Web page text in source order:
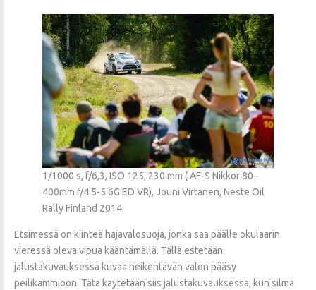
1/1000 s, f/6,3, ISO 125, 230 mm ( AF-S Nikkor 80–
400mm f/4.5-5.6G ED VR), Jouni Virtanen, Neste Oil
Rally Finland 2014
Etsimessä on kiinteä hajavalosuoja, jonka saa päälle okulaarin
vieressä oleva vipua kääntämällä. Tällä estetään
jalustakuvauksessa kuvaa heikentävän valon pääsy
peilikammioon. Tätä käytetään siis jalustakuvauksessa, kun silmä